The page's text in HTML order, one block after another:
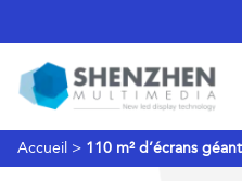
Accueil > 110 m² d’écrans